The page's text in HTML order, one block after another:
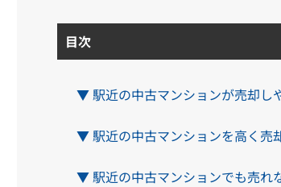
目次
▼ 駅近の中古マンションが売却し
▼ 駅近の中古マンションを高く売
▼ 駅近の中古マンションでも売れ